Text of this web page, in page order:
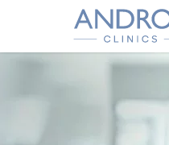
Navigatie overslaan